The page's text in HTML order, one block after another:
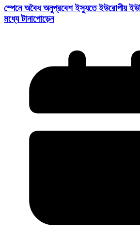
স্পেনে অবৈধ অনুপ্রবেশ ইস্যুতে ইউরোপীয়
মধ্যে টানাপোড়েন